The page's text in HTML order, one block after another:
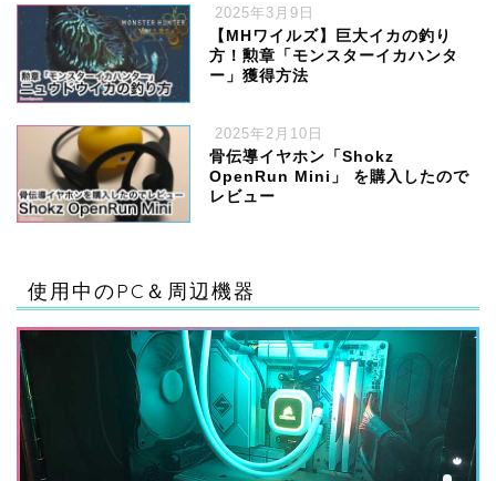
2025年3月9日
【MHワイルズ】巨大イカの釣り
方！勲章「モンスターイカハンタ
ー」獲得方法
2025年2月10日
骨伝導イヤホン「Shokz
OpenRun Mini」 を購入したので
レビュー
使用中のPC＆周辺機器
ゲーム
ソフトウェア・サービス
ガジェット